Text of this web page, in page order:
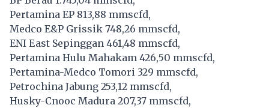
Pertamina EP 813,88 mmscfd,
Medco E&P Grissik 748,26 mmscfd,
ENI East Sepinggan 461,48 mmscfd,
Pertamina Hulu Mahakam 426,50 mmscfd,
Pertamina-Medco Tomori 329 mmscfd,
Petrochina Jabung 253,12 mmscfd,
Husky-Cnooc Madura 207,37 mmscfd,